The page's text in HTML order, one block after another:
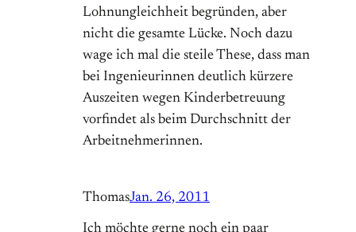
Lohnungleichheit begründen, aber
nicht die gesamte Lücke. Noch dazu
wage ich mal die steile These, dass man
bei Ingenieurinnen deutlich kürzere
Auszeiten wegen Kinderbetreuung
vorfindet als beim Durchschnitt der
Arbeitnehmerinnen.
ThomasJan. 26, 2011
Ich möchte gerne noch ein paar